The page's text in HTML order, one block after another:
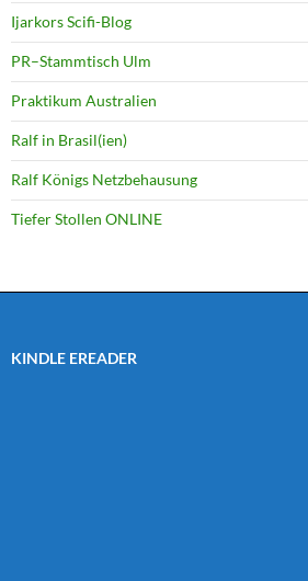
Ijarkors Scifi-Blog
PR–Stammtisch Ulm
Praktikum Australien
Ralf in Brasil(ien)
Ralf Königs Netzbehausung
Tiefer Stollen ONLINE
KINDLE EREADER